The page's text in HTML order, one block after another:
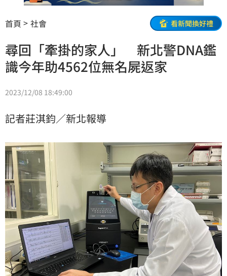
首頁 社會 看新聞換好禮
尋回「牽掛的家人」 新北警DNA鑑
識今年助4562位無名屍返家
2023/12/08 18:49:00
記者莊淇鈞／新北報導